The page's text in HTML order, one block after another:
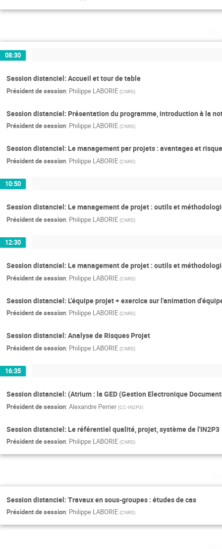
08:30
Session distanciel: Accueil et tour de table
Président de session: Philippe LABORIE (CNRS)
Session distanciel: Présentation du programme, introduction à la
Président de session: Philippe LABORIE (CNRS)
Session distanciel: Le management par projets : avantages et
Président de session: Philippe LABORIE (CNRS)
10:50
Session distanciel: Le management de projet : outils et
Président de session: Philippe LABORIE (CNRS)
12:30
Session distanciel: Le management de projet : outils et
Président de session: Philippe LABORIE (CNRS)
Session distanciel: L'équipe projet + exercice sur l'animation
Président de session: Philippe LABORIE (CNRS)
Session distanciel: Analyse de Risques Projet
Président de session: Philippe LABORIE (CNRS)
16:35
Session distanciel: (Atrium : la GED (Gestion Electronique
Président de session: Alexandre Perrier (CC-IN2P3)
Session distanciel: Le référentiel qualité, projet, système de l'IN2P3
Président de session: Philippe LABORIE (CNRS)
Session distanciel: Travaux en sous-groupes : études de cas
Président de session: Philippe LABORIE (CNRS)